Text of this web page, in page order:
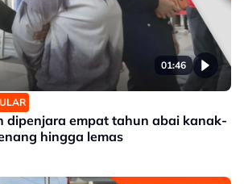
01:46
dipenjara empat tahun abai kanak-
hingga lemas